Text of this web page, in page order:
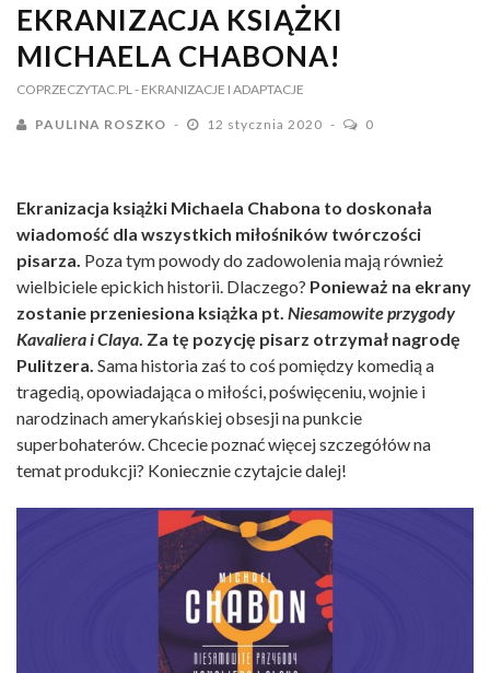
EKRANIZACJA KSIĄŻKI
MICHAELA CHABONA!
COPRZECZYTAC.PL - EKRANIZACJE I ADAPTACJE
PAULINA ROSZKO 12 stycznia 2020 0
Ekranizacja książki Michaela Chabona to doskonała
wiadomość dla wszystkich miłośników twórczości
pisarza. Poza tym powody do zadowolenia mają również
wielbiciele epickich historii. Dlaczego? Ponieważ na ekrany
zostanie przeniesiona książka pt. Niesamowite przygody
Kavaliera i Claya. Za tę pozycję pisarz otrzymał nagrodę
Pulitzera. Sama historia zaś to coś pomiędzy komedią a
tragedią, opowiadająca o miłości, poświęceniu, wojnie i
narodzinach amerykańskiej obsesji na punkcie
superbohaterów. Chcecie poznać więcej szczegółów na
temat produkcji? Koniecznie czytajcie dalej!